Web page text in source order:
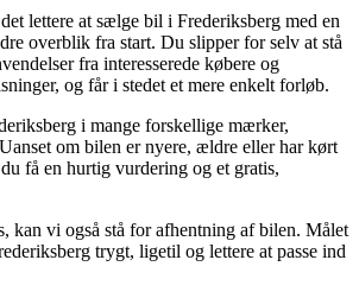
lettere at sælge bil i Frederiksberg med en
overblik fra start. Du slipper for selv at stå
fra interesserede købere og
og får i stedet et mere enkelt forløb.
i mange forskellige mærker,
om bilen er nyere, ældre eller har kørt
få en hurtig vurdering og et gratis,
kan vi også stå for afhentning af bilen. Målet
trygt, ligetil og lettere at passe ind